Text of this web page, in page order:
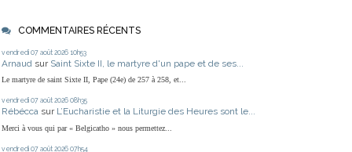
COMMENTAIRES RÉCENTS
vendredi 07 août 2026 10h53
Arnaud sur Saint Sixte II, le martyre d'un pape et de ses...
Le martyre de saint Sixte II, Pape (24e) de 257 à 258, et...
vendredi 07 août 2026 08h35
Rébécca sur L’Eucharistie et la Liturgie des Heures sont le...
Merci à vous qui par « Belgicatho » nous permettez...
vendredi 07 août 2026 07h54